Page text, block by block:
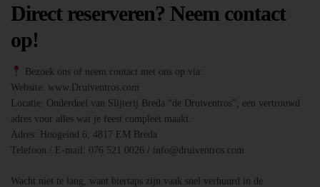
Direct reserveren? Neem contact
op!
Bezoek ons of neem contact met ons op via:
Website: www.Druiventros.com
Locatie: Onderdeel van Slijterij Breda “de Druiventros”, een vertrouwd
adres voor alles wat je feest compleet maakt.
Adres: Hoogeind 6, 4817 EM Breda
Telefoon / E-mail: 076 521 0026 / info@druiventros.com
Wacht niet te lang, want biertaps zijn vaak snel verhuurd in de